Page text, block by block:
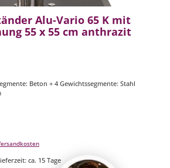
Alu-Vario 65 K mit
55 x 55 cm anthrazit
Beton + 4 Gewichtssegmente: Stahl
ca. 15 Tage